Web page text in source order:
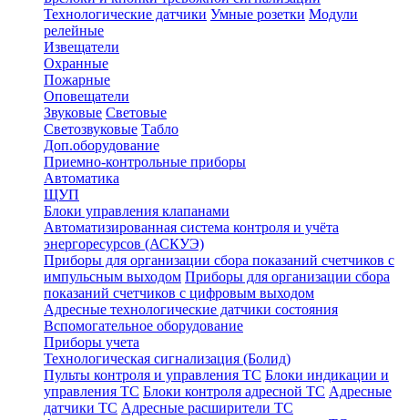
Технологические датчики Умные розетки Модули
релейные
Извещатели
Охранные
Пожарные
Оповещатели
Звуковые Световые
Светозвуковые Табло
Доп.оборудование
Приемно-контрольные приборы
Автоматика
ЩУП
Блоки управления клапанами
Автоматизированная система контроля и учёта
энергоресурсов (АСКУЭ)
Приборы для организации сбора показаний счетчиков с
импульсным выходом Приборы для организации сбора
показаний счетчиков с цифровым выходом
Адресные технологические датчики состояния
Вспомогательное оборудование
Приборы учета
Технологическая сигнализация (Болид)
Пульты контроля и управления ТС Блоки индикации и
управления ТС Блоки контроля адресной ТС Адресные
датчики ТС Адресные расширители ТС